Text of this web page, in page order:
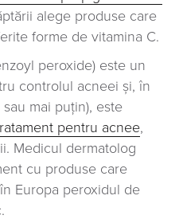
alege produse care
forme de vitamina C.
peroxide) este un
controlul acneei și, în
mai puțin), este
pentru acnee,
Medicul dermatolog
cu produse care
Europa peroxidul de